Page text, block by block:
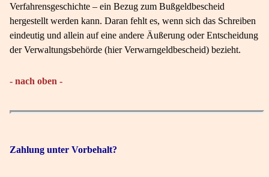
Verfahrensgeschichte – ein Bezug zum Bußgeldbescheid
hergestellt werden kann. Daran fehlt es, wenn sich das Schreiben
eindeutig und allein auf eine andere Äußerung oder Entscheidung
der Verwaltungsbehörde (hier Verwarngeldbescheid) bezieht.
- nach oben -
Zahlung unter Vorbehalt?